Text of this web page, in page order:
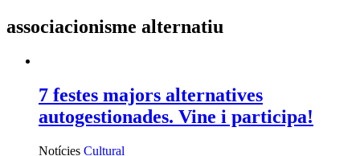
associacionisme alternatiu
7 festes majors alternatives
autogestionades. Vine i participa!
Notícies Cultural